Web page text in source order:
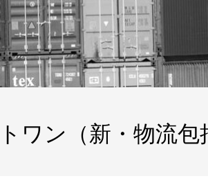
ワン（新・物流包